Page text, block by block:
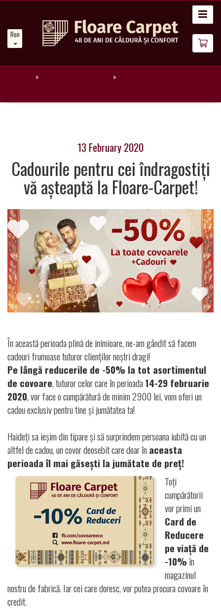
Romanian
Noutăți
Catalog
Covoarelor
Devino
Contacte
13 February 2020
Cadourile pentru cei îndragostiți
vă așteaptă la Floare-Carpet!
În această perioada plină de inimioare, ne-am gândit să facem
cadouri frumoase tuturor clienților noștri dragi!
Pe lângă reducerile de -50% la tot asortimentul
de covoare, tuturor celor care în perioada 14-29 februarie
2020, vor face o cumpărătură de minim 2900 lei, vom oferi un
cadou exclusiv pentru tine și jumătatea ta!
Haideți sa ieșim din tipare și să surprindem persoana iubită cu un
altfel de cadou, un covor deosebit care doar în aceasta
perioada îl mai găsești la jumătate de preț!
Toți
cumpărătorii
vor primi un
Card de
Reducere
pe viață de
-10%în
magazinul
nostru de fabrică. Iar cei care doresc, vor putea procura covoare în
credit.